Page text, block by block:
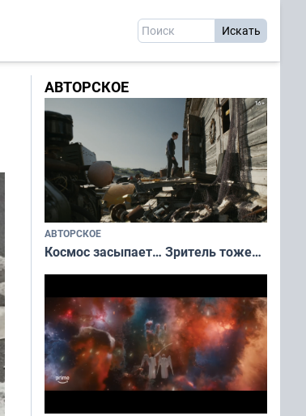
АВТОРСКОЕ
АВТОРСКОЕ
Космос засыпает… Зритель тоже…